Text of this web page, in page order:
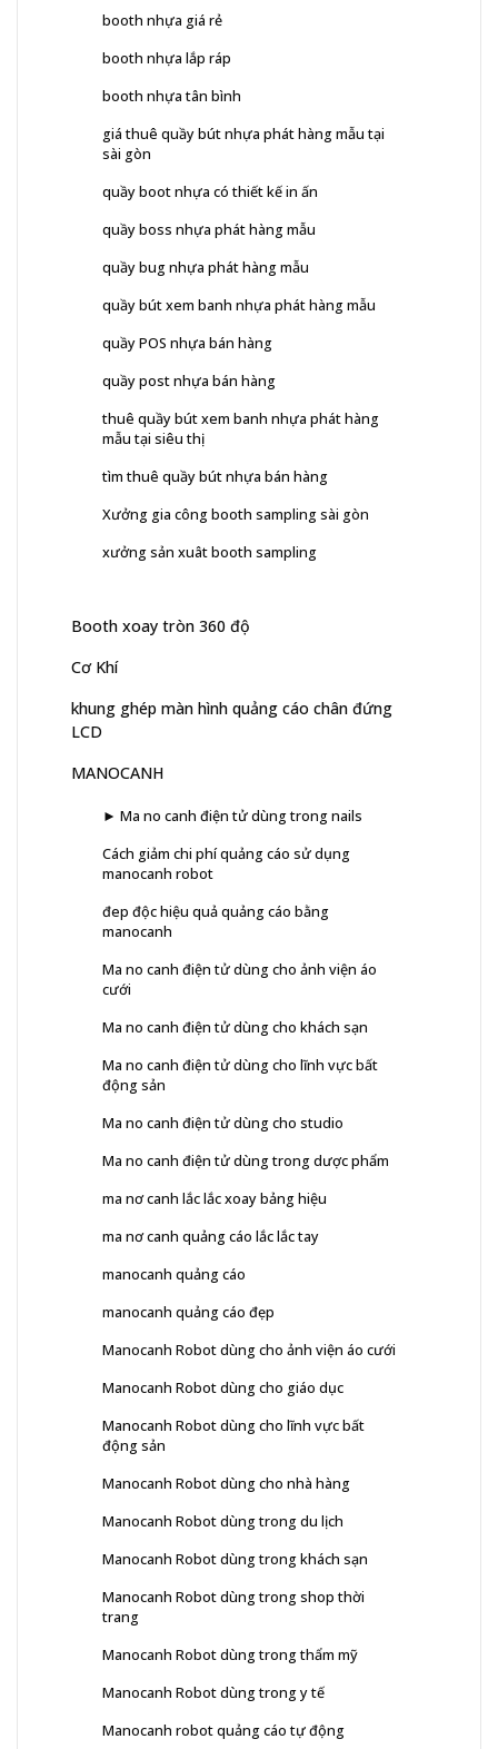
booth nhựa giá rẻ
booth nhựa lắp ráp
booth nhựa tân bình
giá thuê quầy bút nhựa phát hàng mẫu tại
sài gòn
quầy boot nhựa có thiết kế in ấn
quầy boss nhựa phát hàng mẫu
quầy bug nhựa phát hàng mẫu
quầy bút xem banh nhựa phát hàng mẫu
quầy POS nhựa bán hàng
quầy post nhựa bán hàng
thuê quầy bút xem banh nhựa phát hàng
mẫu tại siêu thị
tìm thuê quầy bút nhựa bán hàng
Xưởng gia công booth sampling sài gòn
xưởng sản xuât booth sampling
Booth xoay tròn 360 độ
Cơ Khí
khung ghép màn hình quảng cáo chân đứng
LCD
MANOCANH
► Ma no canh điện tử dùng trong nails
Cách giảm chi phí quảng cáo sử dụng
manocanh robot
đep độc hiệu quả quảng cáo bằng
manocanh
Ma no canh điện tử dùng cho ảnh viện áo
cưới
Ma no canh điện tử dùng cho khách sạn
Ma no canh điện tử dùng cho lĩnh vực bất
động sản
Ma no canh điện tử dùng cho studio
Ma no canh điện tử dùng trong dược phẩm
ma nơ canh lắc lắc xoay bảng hiệu
ma nơ canh quảng cáo lắc lắc tay
manocanh quảng cáo
manocanh quảng cáo đẹp
Manocanh Robot dùng cho ảnh viện áo cưới
Manocanh Robot dùng cho giáo dục
Manocanh Robot dùng cho lĩnh vực bất
động sản
Manocanh Robot dùng cho nhà hàng
Manocanh Robot dùng trong du lịch
Manocanh Robot dùng trong khách sạn
Manocanh Robot dùng trong shop thời
trang
Manocanh Robot dùng trong thẩm mỹ
Manocanh Robot dùng trong y tế
Manocanh robot quảng cáo tự động